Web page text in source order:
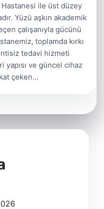
ile üst düzey
Yüzü aşkın akademik
çalışanıyla gücünü
toplamda kırkı
tedavi hizmeti
yapısı ve güncel cihaz
çeken…